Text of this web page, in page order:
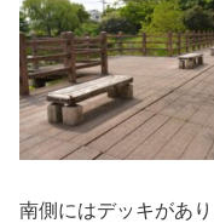
南側にはデッキがあ